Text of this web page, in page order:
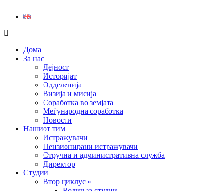
Дома
За нас
Дејност
Историјат
Одделенија
Визија и мисија
Соработка во земјата
Меѓународна соработка
Новости
Нашиот тим
Истражувачи
Пензионирани истражувачи
Стручна и административна служба
Директор
Студии
Втор циклус »